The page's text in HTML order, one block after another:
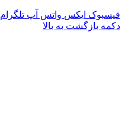
فیسبوک ایکس واتس آپ تلگرام
دکمه بازگشت به بالا